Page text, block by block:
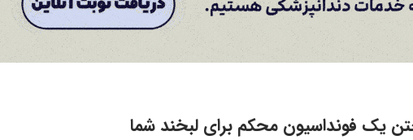
یک فونداسیون محکم برای لبخند شما